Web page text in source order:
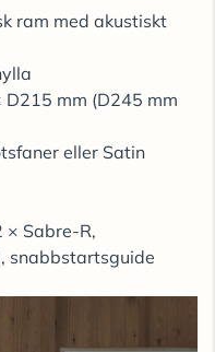
ram med akustiskt
mm (D245 mm
eller Satin
× Sabre-R,
snabbstartsguide